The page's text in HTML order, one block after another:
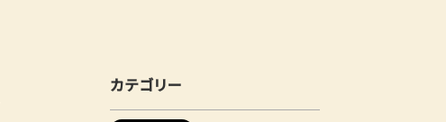
カテゴリー